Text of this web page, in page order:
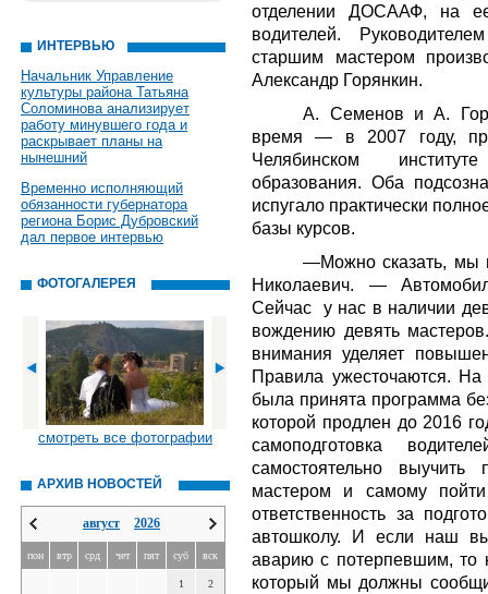
ИНТЕРВЬЮ
Начальник Управление
культуры района Татьяна
Соломинова анализирует
работу минувшего года и
раскрывает планы на
нынешний
Временно исполняющий
обязанности губернатора
региона Борис Дубровский
дал первое интервью
ФОТОГАЛЕРЕЯ
смотреть все фотографии
АРХИВ НОВОСТЕЙ
август 2026
пон втр срд чет пят суб вск
1 2
отделении ДОСААФ, на
водителей.
старшим мастером
Александр Горянкин.
А. Семенов и А.
время — в 2007 году,
Челябинском
образования. Оба
испугало практически
базы курсов.
—Можно сказать, мы
Николаевич. —
Сейчас у нас в наличии
вождению девять
внимания уделяет
Правила ужесточаются. На
была принята программа
которой продлен до 2016
самоподготовка
самостоятельно
мастером и самому
ответственность за
автошколу. И если наш
аварию с потерпевшим, то
который мы должны